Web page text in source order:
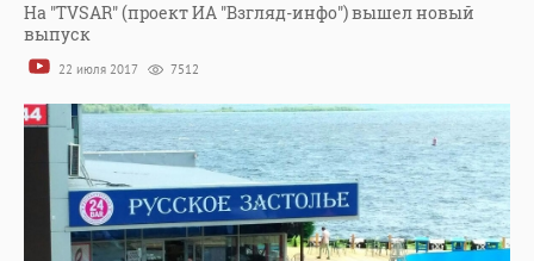
На "TVSAR" (проект ИА "Взгляд-инфо") вышел новый
выпуск
22 июля 2017 7512